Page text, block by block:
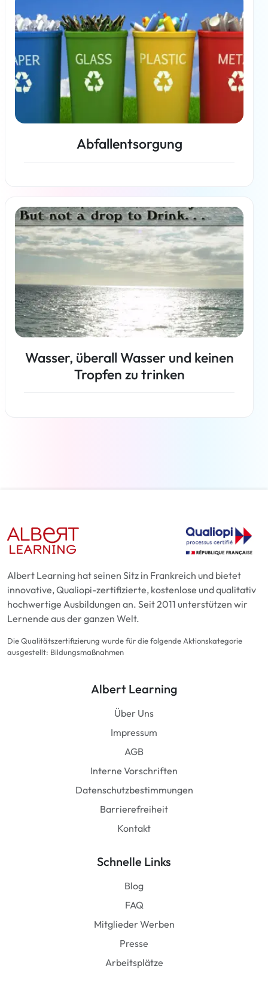
Abfallentsorgung
Weiterlesen
Wasser, überall Wasser und keinen
Tropfen zu trinken
Albert Learning hat seinen Sitz in Frankreich und bietet
innovative, Qualiopi-zertifizierte, kostenlose und qualitativ
hochwertige Ausbildungen an. Seit 2011 unterstützen wir
Lernende aus der ganzen Welt.
Die Qualitätszertifizierung wurde für die folgende Aktionskategorie
ausgestellt: Bildungsmaßnahmen
Albert Learning
Über Uns
Impressum
AGB
Interne Vorschriften
Datenschutzbestimmungen
Barrierefreiheit
Kontakt
Schnelle Links
Blog
FAQ
Mitglieder Werben
Presse
Arbeitsplätze